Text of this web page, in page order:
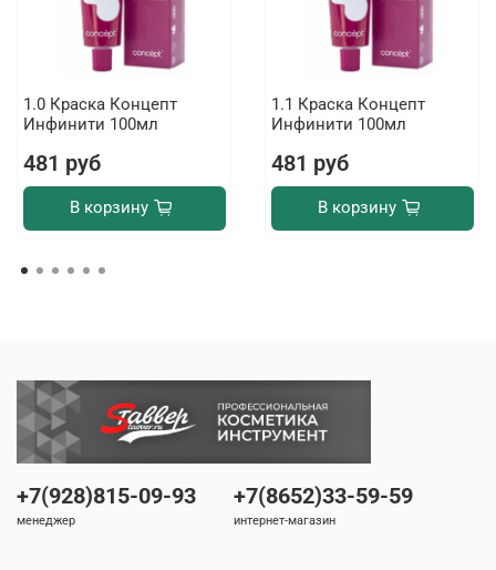
1.0 Краска Концепт
Инфинити 100мл
481 руб
В корзину
1.1 Краска Концепт
Инфинити 100мл
481 руб
В корзину
+7(928)815-09-93
менеджер
+7(8652)33-59-59
интернет-магазин